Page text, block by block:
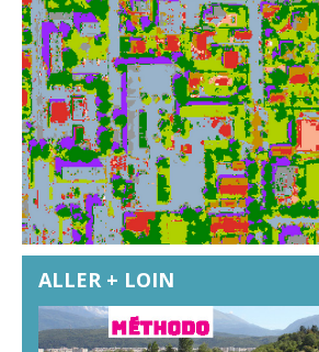
ALLER + LOIN